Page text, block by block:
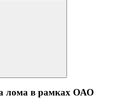
лома в рамках ОАО